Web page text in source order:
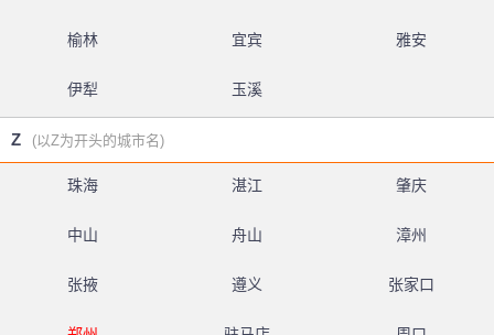
榆林 宜宾 雅安
伊犁 玉溪
Z (以Z为开头的城市名)
珠海 湛江 肇庆
中山 舟山 漳州
张掖 遵义 张家口